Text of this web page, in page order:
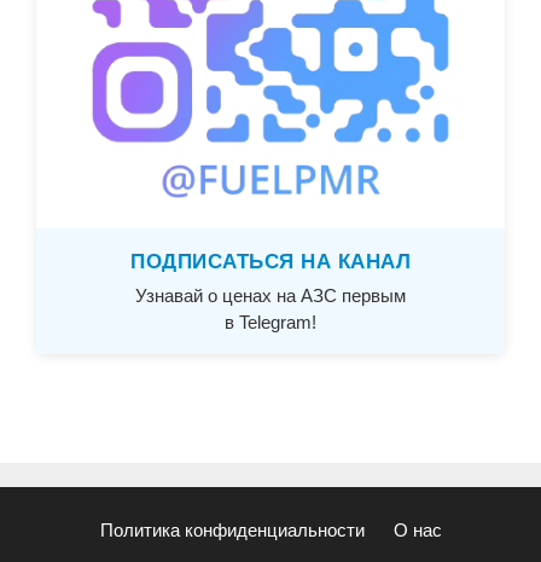
ПОДПИСАТЬСЯ НА КАНАЛ
Узнавай о ценах на АЗС первым
в Telegram!
Политика конфиденциальности О нас